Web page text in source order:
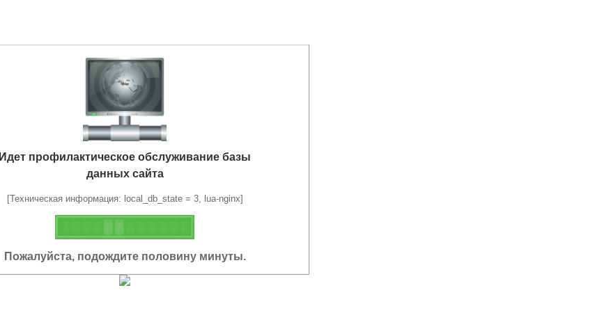
Идет профилактическое обслуживание базы
данных сайта
[Техническая информация: local_db_state = 3, lua-nginx]
Пожалуйста, подождите половину минуты.